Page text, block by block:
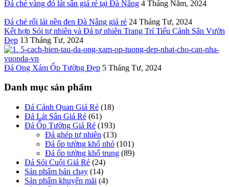
Đá chẻ vàng đỏ lát sân giá rẻ tại Đà Nẵng 4 Tháng Năm, 2024
Đá chẻ rối lát nền đen Đà Nẵng giá rẻ 24 Tháng Tư, 2024
Kết hợp Sỏi tự nhiên và Đá tự nhiên Trang Trí Tiểu Cảnh Sân Vườn
Đẹp 13 Tháng Tư, 2024
Đá Ong Xám Ốp Tường Đẹp 5 Tháng Tư, 2024
Danh mục sản phẩm
Đá Cảnh Quan Giá Rẻ (18)
Đá Lát Sân Giá Rẻ (61)
Đá Ốp Tường Giá Rẻ (193)
Đá ghép tự nhiên (13)
Đá ốp tường khổ nhỏ (101)
Đá ốp tường khổ trung (89)
Đá Sỏi Cuội Giá Rẻ (24)
Sản phẩm bán chạy (14)
Sản phẩm khuyến mãi (4)